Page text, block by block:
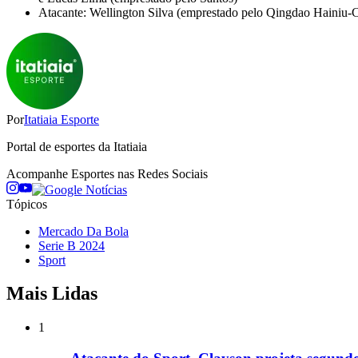
Atacante: Wellington Silva (emprestado pelo Qingdao Hainiu-
PorItatiaia Esporte
Portal de esportes da Itatiaia
Acompanhe Esportes nas Redes Sociais
Tópicos
Mercado Da Bola
Serie B 2024
Sport
Mais Lidas
1